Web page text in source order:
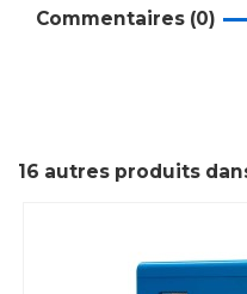
Commentaires (0)
16 autres produits